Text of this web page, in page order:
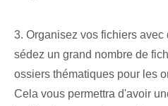
3. Organisez vos fichiers
sédez un grand nombre de
ossiers thématiques pour les
Cela vous permettra d'avoir